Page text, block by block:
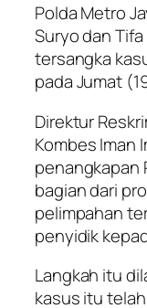
Polda Metro
Suryo dan
tersangka
pada Jumat
Direktur
Kombes Iman
penangkapan
bagian dari
pelimpahan
penyidik
Langkah itu
kasus itu